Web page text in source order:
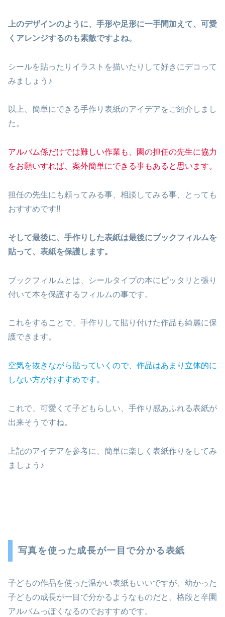
上のデザインのように、手形や足形に一手間加えて、可愛
くアレンジするのも素敵ですよね。
シールを貼ったりイラストを描いたりして好きにデコって
みましょう♪
以上、簡単にできる手作り表紙のアイデアをご紹介しまし
た。
アルバム係だけでは難しい作業も、園の担任の先生に協力
をお願いすれば、案外簡単にできる事もあると思います。
担任の先生にも頼ってみる事、相談してみる事、とっても
おすすめです!!
そして最後に、手作りした表紙は最後にブックフィルムを
貼って、表紙を保護します。
ブックフィルムとは、シールタイプの本にピッタリと張り
付いて本を保護するフィルムの事です。
これをすることで、手作りして貼り付けた作品も綺麗に保
護できます。
空気を抜きながら貼っていくので、作品はあまり立体的に
しない方がおすすめです。
これで、可愛くて子どもらしい、手作り感あふれる表紙が
出来そうですね。
上記のアイデアを参考に、簡単に楽しく表紙作りをしてみ
ましょう♪
写真を使った成長が一目で分かる表紙
子どもの作品を使った温かい表紙もいいですが、幼かった
子どもの成長が一目で分かるようなものだと、格段と卒園
アルバムっぽくなるのでおすすめです。